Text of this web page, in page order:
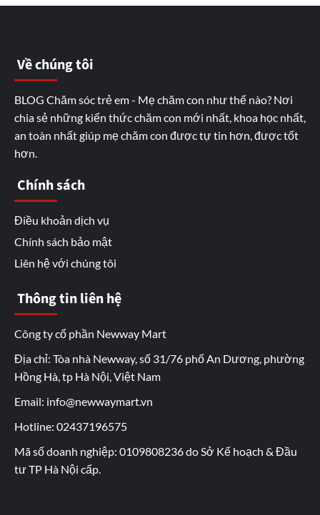
Về chúng tôi
BLOG Chăm sóc trẻ em - Mẹ chăm con như thế nào? Nơi
chia sẻ những kiến thức chăm con mới nhất, khoa học nhất,
an toàn nhất giúp mẹ chăm con được tự tin hơn, được tốt
hơn.
Chính sách
Điều khoản dịch vụ
Chính sách bảo mật
Liên hệ với chúng tôi
Thông tin liên hệ
Công ty cổ phần Newway Mart
Địa chỉ: Tòa nhà Newway, số 31/76 phố An Dương, phường
Hồng Hà, tp Hà Nội, Việt Nam
Email: info@newwaymart.vn
Hotline: 02437196575
Mã số doanh nghiệp: 0109808236 do Sở Kế hoạch & Đầu
tư TP Hà Nội cấp.